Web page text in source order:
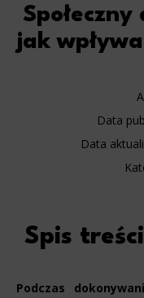
Społeczny
jak
Data
Data
Spis
Podczas